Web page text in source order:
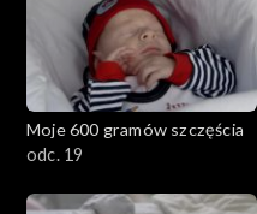
Moje 600 gramów szczęścia
odc. 19